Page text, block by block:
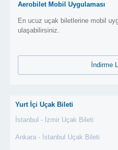
Aerobilet Mobil Uygulaması
En ucuz uçak biletlerine mobil
ulaşabilirsiniz.
Yurt İçi Uçak Bileti
İstanbul - İzmir Uçak Bileti
Ankara - İstanbul Uçak Bileti